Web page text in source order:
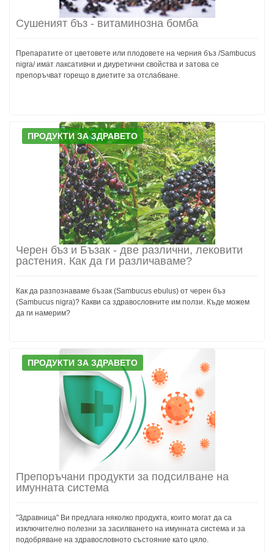
Сушеният бъз - витаминозна бомба
Препаратите от цветовете или плодовете на черния бъз /Sambucus
nigra/ имат лаксативни и диуретични свойства и затова се
препоръчват горещо в диетите за отслабване.
ПРОДУКТИ ЗА ЗДРАВЕТО
Черен бъз и Бъзак - две различни, лековити
растения. Как да ги различаваме?
Как да разпознаваме бъзак (Sambucus ebulus) от черен бъз
(Sambucus nigra)? Какви са здравословните им ползи. Къде можем
да ги намерим?
ПРОДУКТИ ЗА ЗДРАВЕТО
Препоръчани продукти за подсилване на
имунната система
"Здравница" Ви предлага няколко продукта, които могат да са
изключително полезни за засилването на имунната система и за
подобряване на здравословното състояние като цяло.